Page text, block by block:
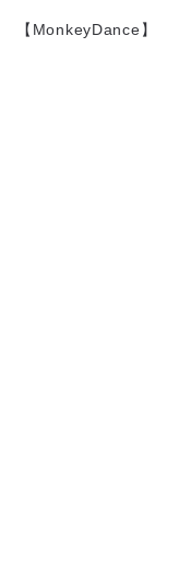
【MonkeyDance】